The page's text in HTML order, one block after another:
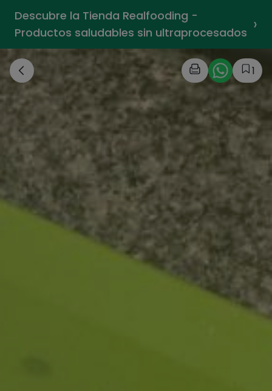
Descubre la Tienda Realfooding -
Productos saludables sin ultraprocesados ›
1